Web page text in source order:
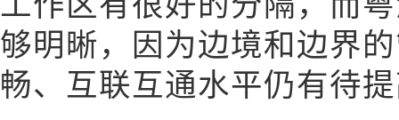
够明晰，因为边境和边界
畅、互联互通水平仍有待